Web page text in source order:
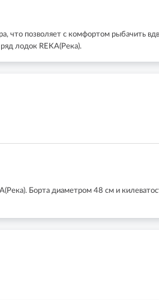
что позволяет с комфортом рыбачить
лодок REKA(Река).
Борта диаметром 48 см и